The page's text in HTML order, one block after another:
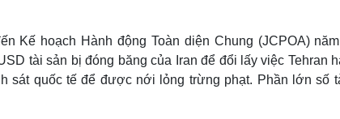
Kế hoạch Hành động Toàn diện Chung (JCPOA)
tài sản bị đóng băng của Iran để đổi lấy việc Tehran
sát quốc tế để được nới lỏng trừng phạt. Phần lớn